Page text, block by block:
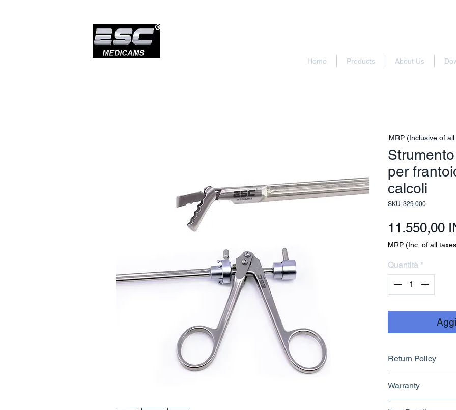
Home Products About Us
per
calcoli
SKU: 329.000
11.550,00
MRP (Inc. of all
Quantità *
Return Policy
Know More
Warranty
MRP (Inclusive of